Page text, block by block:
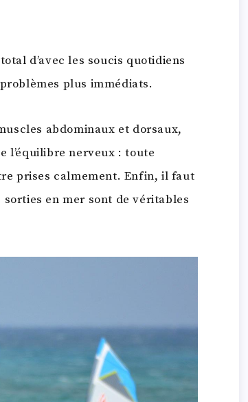
d’avec les soucis quotidiens
plus immédiats.
abdominaux et dorsaux,
l’équilibre nerveux : toute
prises calmement. Enfin, il faut
en mer sont de véritables